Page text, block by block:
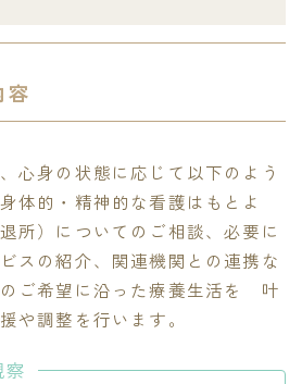
容
心身の状態に応じて以下のよう
体的・精神的な看護はもとよ
所）についてのご相談、必要に
スの紹介、関連機関との連携な
ご希望に沿った療養生活を 叶
や調整を行います。
察